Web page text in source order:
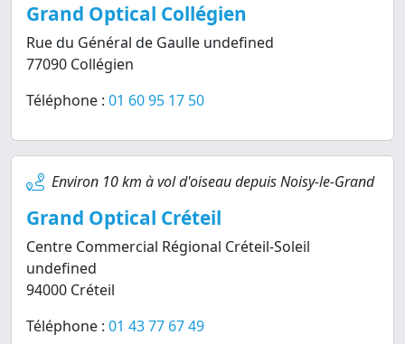
Grand Optical Collégien
Rue du Général de Gaulle undefined
77090 Collégien
Téléphone : 01 60 95 17 50
Environ 10 km à vol d'oiseau depuis Noisy-le-Grand
Grand Optical Créteil
Centre Commercial Régional Créteil-Soleil
undefined
94000 Créteil
Téléphone : 01 43 77 67 49